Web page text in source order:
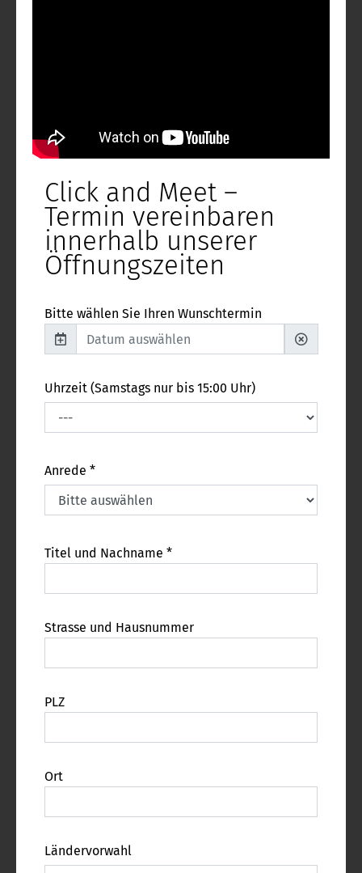
Click and Meet –
Termin vereinbaren
innerhalb unserer
Öffnungszeiten
Bitte wählen Sie Ihren Wunschtermin
Uhrzeit (Samstags nur bis 15:00 Uhr)
Anrede *
Titel und Nachname *
Strasse und Hausnummer
PLZ
Ort
Ländervorwahl